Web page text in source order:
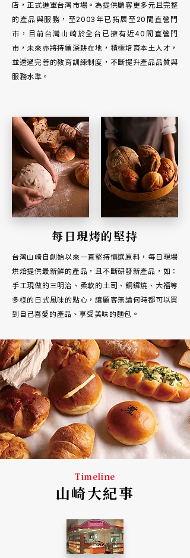
店，正式進軍台灣市場。為提供顧客更多元且完整
的產品與服務，至2003年已拓展至20間直營門
市，目前台灣山崎於全台已擁有近40間直營門
市，未來亦將持續深耕在地，積極培育本土人才，
並透過完善的教育訓練制度，不斷提升產品品質與
服務水準。
每日現烤的堅持
台灣山崎自創始以來一直堅持慎選原料，每日現場
烘焙提供最新鮮的產品，且不斷研發新產品，如：
手工現做的三明治、柔軟的土司、銅鑼燒、大福等
多様的日式風味的點心，讓顧客無論何時都可以買
到自己喜愛的產品、享受美味的麵包。
Timeline
​山崎大紀事